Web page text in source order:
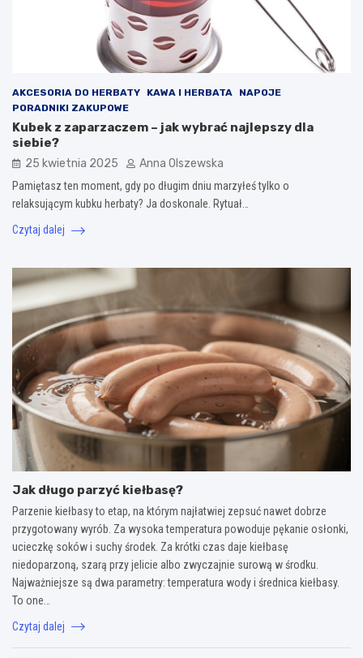
AKCESORIA DO HERBATY KAWA I HERBATA
NAPOJE
PORADNIKI ZAKUPOWE
Kubek z zaparzaczem – jak wybrać najlepszy dla
siebie?
25 kwietnia 2025 Anna Olszewska
Pamiętasz ten moment, gdy po długim dniu marzyłeś tylko o
relaksującym kubku herbaty? Ja doskonale. Rytuał…
Czytaj dalej
Jak długo parzyć kiełbasę?
Parzenie kiełbasy to etap, na którym najłatwiej zepsuć nawet dobrze
przygotowany wyrób. Za wysoka temperatura powoduje pękanie osłonki,
ucieczkę soków i suchy środek. Za krótki czas daje kiełbasę
niedoparzoną, szarą przy jelicie albo zwyczajnie surową w środku.
Najważniejsze są dwa parametry: temperatura wody i średnica kiełbasy.
To one…
Czytaj dalej